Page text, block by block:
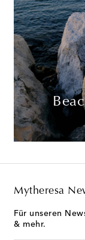
Mytheresa
Für unseren
& mehr.